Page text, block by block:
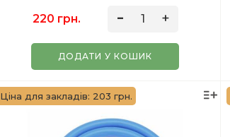
220 грн.
ДОДАТИ У КОШИК
Ціна для закладів: 203 грн.